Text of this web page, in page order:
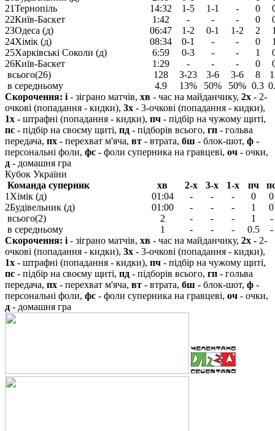
21Тернопіль 14:32 1-5 1-1 - 0
22Київ-Баскет 1:42 - - - 0
23Одеса (д) 06:47 1-2 0-1 1-2 2
24Хімік (д) 08:34 0-1 - - 0
25Харківські Соколи (д) 6:59 0-3 - - 1
26Київ-Баскет 1:29 - - - 0
всього(26)
128 3-23 3-6 3-6 8
в середньому
4.9 13% 50% 50% 0.3
Скорочення: і - зіграно матчів, хв - час на майданчику, 2х - 2-
очкові (попадання - кидки), 3х - 3-очкові (попадання - кидки),
1х - штрафні (попадання - кидки), пч - підбір на чужому щиті,
пс - підбір на своєму щиті, пд - підборів всього, гп - гольва
передача, пх - перехват м'яча, вт - втрата, бш - блок-шот, ф -
персональні фоли, фс - фоли суперника на гравцеві, оч - очки,
д - домашня гра
Кубок України
Команда суперник
хв 2-х 3-х 1-х пч
1 Хімік (д) 01:04 - - - 0
0
2Будівельник (д) 01:00 - - - 1
0
всього(2)
2 - - - 1
-
в середньому
1 - - - 0.5
-
Скорочення: і - зіграно матчів, хв - час на майданчику, 2х - 2-
очкові (попадання - кидки), 3х - 3-очкові (попадання - кидки),
1х - штрафні (попадання - кидки), пч - підбір на чужому щиті,
пс - підбір на своєму щиті, пд - підборів всього, гп - гольва
передача, пх - перехват м'яча, вт - втрата, бш - блок-шот, ф -
персональні фоли, фс - фоли суперника на гравцеві, оч - очки,
д - домашня гра